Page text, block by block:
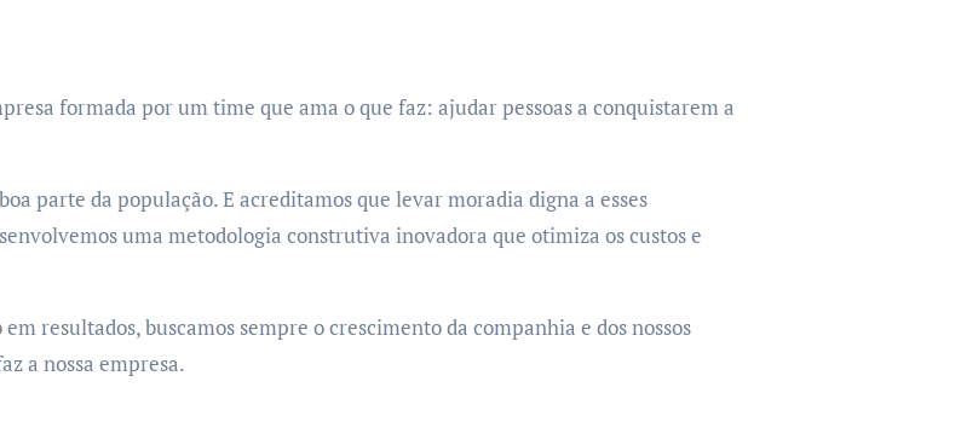
formada por um time que ama o que faz: ajudar pessoas a conquistarem a
parte da população. E acreditamos que levar moradia digna a esses
uma metodologia construtiva inovadora que otimiza os custos e
resultados, buscamos sempre o crescimento da companhia e dos nossos
a nossa empresa.